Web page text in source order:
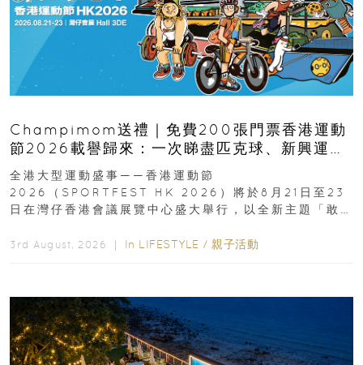
Champimom送禮｜免費200張門票香港運動
節2026載譽歸來：一次睇盡匹克球、新興運
動、街舞比賽＋逾百運動品牌展覽
全港大型運動盛事——香港運動節
2026（SPORTFEST HK 2026）將於8月21日至23
日在灣仔香港會議展覽中心盛大舉行，以全新主題「敢
3rd August, 2026 ｜ In LIFESTYLE / 親子活動